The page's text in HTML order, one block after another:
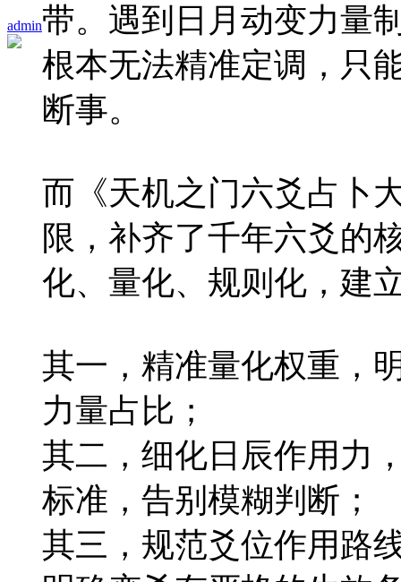
admin带。遇到日月动变力量
根本无法精准定调，只
断事。
而《天机之门六爻占卜
限，补齐了千年六爻的
化、量化、规则化，建
其一，精准量化权重，
力量占比；
其二，细化日辰作用力
标准，告别模糊判断；
其三，规范爻位作用路